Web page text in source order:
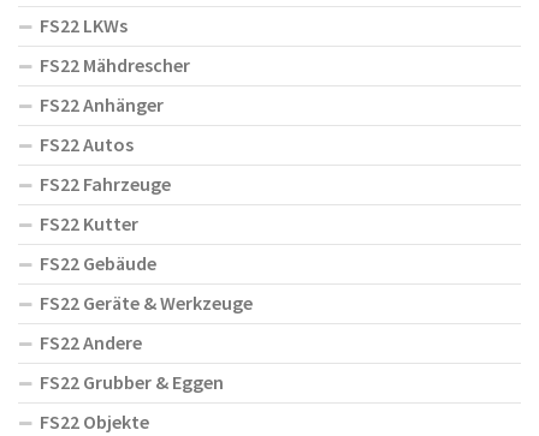
FS22 LKWs
FS22 Mähdrescher
FS22 Anhänger
FS22 Autos
FS22 Fahrzeuge
FS22 Kutter
FS22 Gebäude
FS22 Geräte & Werkzeuge
FS22 Andere
FS22 Grubber & Eggen
FS22 Objekte